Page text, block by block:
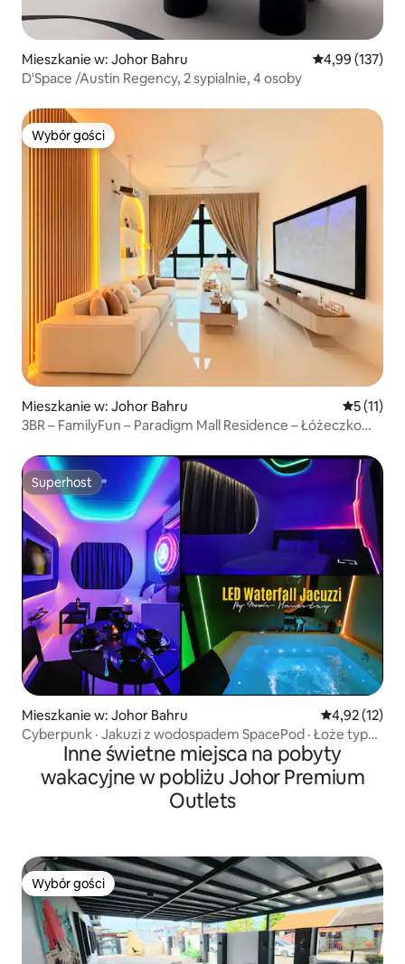
Mieszkanie w: Johor Bahru Średnia
4,99 (137)
D'Space /Austin Regency, 2 sypialnie, 4 osoby
Wybór gości
Wybór gości
Mieszkanie w: Johor Bahru Średnia
5 (11)
3BR – FamilyFun – Paradigm Mall Residence – Łóżeczko
Superhost
Superhost
Mieszkanie w: Johor Bahru Średnia
4,92 (12)
Cyberpunk · Jakuzi z wodospadem SpacePod · Łoże typu
Inne świetne miejsca na pobyty
wakacyjne w pobliżu Johor Premium
Outlets
Wybór gości
Wybór gości